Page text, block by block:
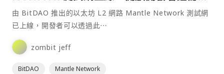
問
由 BitDAO 推出的以太坊 L2 網路 Mantle Network 測試網
已上線，開發者可以透過此⋯
zombit jeff
BitDAO Mantle Network